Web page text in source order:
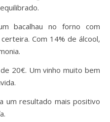
bacalhau no forno com
Com 14% de álcool,
20€. Um vinho muito bem
um resultado mais positivo